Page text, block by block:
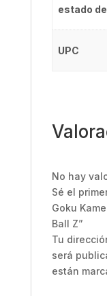
estado
UPC
No hay
Sé el
Goku
Ball Z”
Tu
será
están